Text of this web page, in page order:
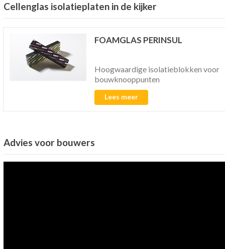
Cellenglas isolatieplaten in de kijker
FOAMGLAS PERINSUL
Hoogwaardige isolatieblokken voor
bouwknooppunten
Lees meer
Advies voor bouwers